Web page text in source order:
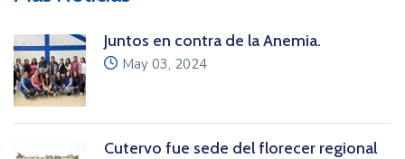
Juntos en contra de la Anemia.
icon
May 03, 2024
Cutervo fue sede del florecer regional